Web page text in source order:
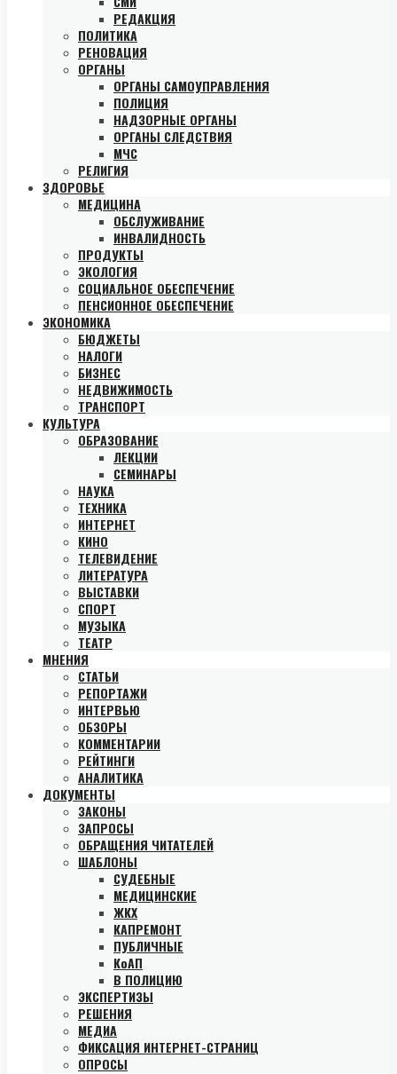
РЕДАКЦИЯ
ПОЛИТИКА
РЕНОВАЦИЯ
ОРГАНЫ
ОРГАНЫ САМОУПРАВЛЕНИЯ
ПОЛИЦИЯ
НАДЗОРНЫЕ ОРГАНЫ
ОРГАНЫ СЛЕДСТВИЯ
МЧС
РЕЛИГИЯ
ЗДОРОВЬЕ
МЕДИЦИНА
ОБСЛУЖИВАНИЕ
ИНВАЛИДНОСТЬ
ПРОДУКТЫ
ЭКОЛОГИЯ
СОЦИАЛЬНОЕ ОБЕСПЕЧЕНИЕ
ПЕНСИОННОЕ ОБЕСПЕЧЕНИЕ
ЭКОНОМИКА
БЮДЖЕТЫ
НАЛОГИ
БИЗНЕС
НЕДВИЖИМОСТЬ
ТРАНСПОРТ
КУЛЬТУРА
ОБРАЗОВАНИЕ
ЛЕКЦИИ
СЕМИНАРЫ
НАУКА
ТЕХНИКА
ИНТЕРНЕТ
КИНО
ТЕЛЕВИДЕНИЕ
ЛИТЕРАТУРА
ВЫСТАВКИ
СПОРТ
МУЗЫКА
ТЕАТР
МНЕНИЯ
СТАТЬИ
РЕПОРТАЖИ
ИНТЕРВЬЮ
ОБЗОРЫ
КОММЕНТАРИИ
РЕЙТИНГИ
АНАЛИТИКА
ДОКУМЕНТЫ
ЗАКОНЫ
ЗАПРОСЫ
ОБРАЩЕНИЯ ЧИТАТЕЛЕЙ
ШАБЛОНЫ
СУДЕБНЫЕ
МЕДИЦИНСКИЕ
ЖКХ
КАПРЕМОНТ
ПУБЛИЧНЫЕ
КоАП
В ПОЛИЦИЮ
ЭКСПЕРТИЗЫ
РЕШЕНИЯ
МЕДИА
ФИКСАЦИЯ ИНТЕРНЕТ-СТРАНИЦ
ОПРОСЫ